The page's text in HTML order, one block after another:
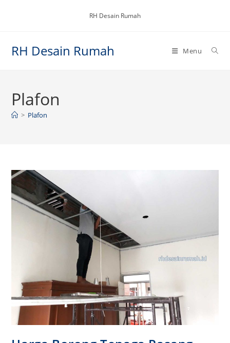
RH Desain Rumah
RH Desain Rumah Menu
Plafon
> Plafon